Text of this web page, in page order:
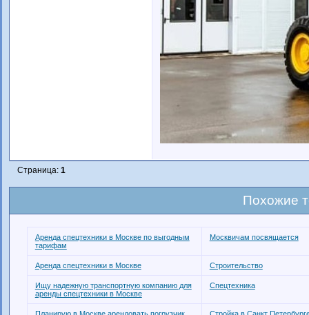
Страница: 1
Похожие
Аренда спецтехники в Москве по выгодным
тарифам
Москвичам посвящается
Аренда спецтехники в Москве Строительство
Ищу надежную транспортную компанию для
аренды спецтехники в Москве
Спецтехника